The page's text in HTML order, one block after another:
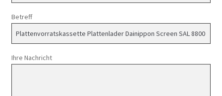
Betreff
Ihre Nachricht